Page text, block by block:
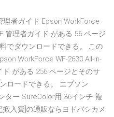
者ガイド Epson WorkForce
管理者ガイド がある 56 ページ
でダウンロードできる。 この
WorkForce WF-2630 All-in-
ド がある 256 ページとそのサ
ロードできる。 エプソン
ター SureColor用 36インチ 複
入費]の通販ならヨドバシカメ